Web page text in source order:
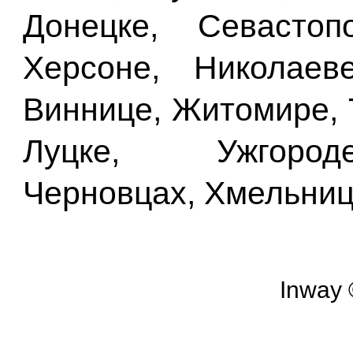
Донецке,
Херсоне,
Виннице, Житомире,
Луцке,
Черновцах,
Inway